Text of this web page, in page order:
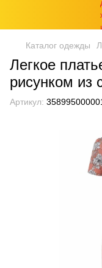
Каталог одежды
Легкое
рисунком из
Артикул: